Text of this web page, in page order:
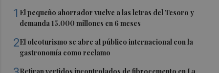
1 El pequeño ahorrador vuelve a las letras del Tesoro y
demanda 15.000 millones en 6 meses
2El oleoturismo se abre al público internacional con la
gastronomía como reclamo